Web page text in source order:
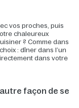
vos proches, puis
chaleureux
? Comme dans
: dîner dans l’un
dans votre
façon de se